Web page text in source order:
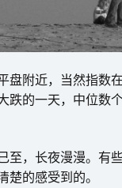
盘附近，当然指数
的一天，中位数
至，长夜漫漫。有
的感受到的。